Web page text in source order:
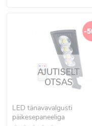
-
AJUTISELT
OTSAS
LED tänavavalgusti
päikesepaneeliga